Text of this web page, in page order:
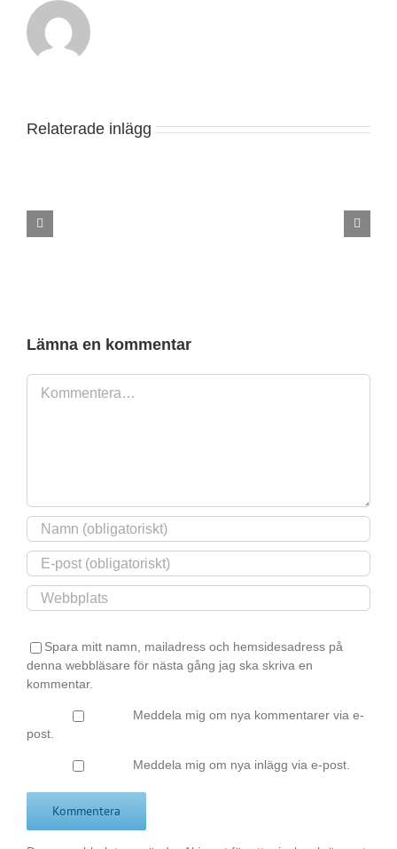
Relaterade inlägg
Lämna en kommentar
Kommentar
Spara mitt namn, mailadress och hemsidesadress på
denna webbläsare för nästa gång jag ska skriva en
kommentar.
Meddela mig om nya kommentarer via e-
post.
Meddela mig om nya inlägg via e-post.